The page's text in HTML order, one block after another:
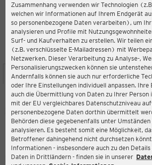
Zusammenhang verwenden wir Technologien
welchen wir Informationen auf Ihrem Endgerät
so personenbezogene Daten verarbeiten), um
analysieren und Profile mit
Surf- und Kaufverhalten zu erstellen. Wir teilen
(z.B. verschlüsselte E-Mailadressen) mit
Netzwerken. Dieser Verarbeitung zu Analyse-,
Personalisierungszwecken können sie
Andernfalls können sie auch nur erforderliche
oder Ihre Einstellungen individuell anpassen. Ihre
auch die Übermittlung von Daten zu Ihrer
mit der EU vergleichbares Datenschutzniveau
personenbezogene Daten dorthin übermittelt
Behörden diese gegebenenfalls unter
analysieren. Es besteht somit eine Möglichkeit,
Betroffener dahingehend nicht durchsetzen
Informationen - insbesondere auch zu den
Daten in Drittländern - finden sie in unserer
ERNSTING'S FAMILY FILIALE
Asbacher Straße
53545 Linz am
4,2
Bewertung:
STANDORT SERVICES SORTIMENT
Ernsting's family
Asbacher Straße 87, 53545 Linz am
Geschlossen